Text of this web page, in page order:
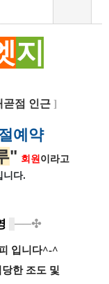
지
곧점 인근 ]
예약
" 회원 이라고
니다.
──✣
입니다^-^
한 조도 및